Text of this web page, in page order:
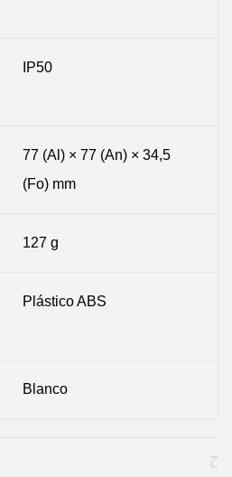
IP50
77 (Al) × 77 (An) × 34,5
(Fo) mm
127 g
Plástico ABS
Blanco